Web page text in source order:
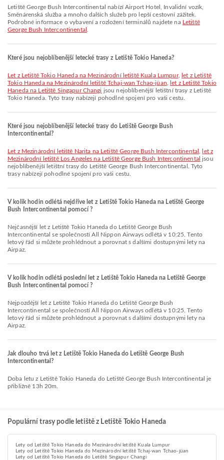
Letiště George Bush Intercontinental nabízí Airport Hotel, Invalidní vozík,
Směnárenská služba a mnoho dalších služeb pro lepší cestovní zážitek.
Podrobné informace o vybavení a rozložení terminálů najdete na Letiště
George Bush Intercontinental
Které jsou nejoblíbenější letecké trasy z Letiště Tokio Haneda?
let z Letiště Tokio Haneda na Mezinárodní letiště Kuala Lumpur,
let z Letiště
Tokio Haneda na Mezinárodní letiště Tchaj-wan Tchao-jüan
let z Letiště Tokio
Haneda na Letiště Singapur Changi jsou nejoblíbenější letištní trasy z Letiště
Tokio Haneda. Tyto trasy nabízejí pohodlné spojení pro vaši cestu.
Které jsou nejoblíbenější letecké trasy do Letiště George Bush
Intercontinental?
let z Mezinárodní letiště Narita na Letiště George Bush Intercontinental
let z
Mezinárodní letiště Los Angeles na Letiště George Bush Intercontinental jsou
nejoblíbenější letištní trasy do Letiště George Bush Intercontinental. Tyto
trasy nabízejí pohodlné spojení pro vaši cestu.
V kolik hodin odlétá nejdříve let z Letiště Tokio Haneda na Letiště George
Bush Intercontinental pomocí ?
Nejčasnější let z Letiště Tokio Haneda do Letiště George Bush
Intercontinental se společností All Nippon Airways odlétá v 10:25. Tento
letový řád si můžete prohlédnout a porovnat s dalšími dostupnými lety na
Airpaz.
V kolik hodin odlétá poslední let z Letiště Tokio Haneda na Letiště George
Bush Intercontinental pomocí ?
Nejpozdější let z Letiště Tokio Haneda do Letiště George Bush
Intercontinental se společností All Nippon Airways odlétá v 10:25. Tento
letový řád si můžete prohlédnout a porovnat s dalšími dostupnými lety na
Airpaz.
Jak dlouho trvá let z Letiště Tokio Haneda do Letiště George Bush
Intercontinental?
Doba letu z Letiště Tokio Haneda do Letiště George Bush Intercontinental je
přibližně 13h 20m.
Populární trasy podle letiště z Letiště Tokio Haneda
Lety od Letiště Tokio Haneda do Mezinárodní letiště Kuala Lumpur
Lety od Letiště Tokio Haneda do Mezinárodní letiště Tchaj-wan Tchao-jüan
Lety od Letiště Tokio Haneda do Letiště Singapur Changi